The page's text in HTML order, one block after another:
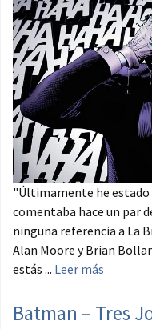
"Últimamente he
comentaba hace un par
ninguna referencia a La
Alan Moore y Brian
estás ... Leer más
Batman – Tres